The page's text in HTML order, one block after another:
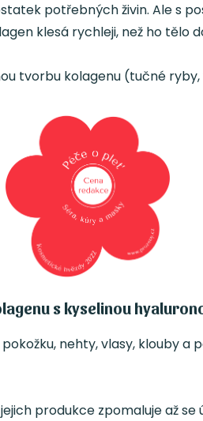
potřebných živin. Ale s
klesá rychleji, než ho tělo
tvorbu kolagenu (tučné
s kyselinou
nehty, vlasy, klouby
produkce zpomaluje až